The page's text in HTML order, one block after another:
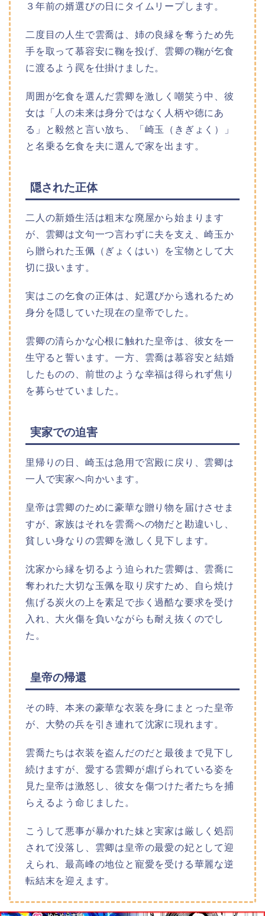
３年前の婿選びの日にタイムリープします。
二度目の人生で雲喬は、姉の良縁を奪うため先
手を取って慕容安に鞠を投げ、雲卿の鞠が乞食
に渡るよう罠を仕掛けました。
周囲が乞食を選んだ雲卿を激しく嘲笑う中、彼
女は「人の未来は身分ではなく人柄や徳にあ
る」と毅然と言い放ち、「崎玉（きぎょく）」
と名乗る乞食を夫に選んで家を出ます。
隠された正体
二人の新婚生活は粗末な廃屋から始まります
が、雲卿は文句一つ言わずに夫を支え、崎玉か
ら贈られた玉佩（ぎょくはい）を宝物として大
切に扱います。
実はこの乞食の正体は、妃選びから逃れるため
身分を隠していた現在の皇帝でした。
雲卿の清らかな心根に触れた皇帝は、彼女を一
生守ると誓います。一方、雲喬は慕容安と結婚
したものの、前世のような幸福は得られず焦り
を募らせていました。
実家での迫害
里帰りの日、崎玉は急用で宮殿に戻り、雲卿は
一人で実家へ向かいます。
皇帝は雲卿のために豪華な贈り物を届けさせま
すが、家族はそれを雲喬への物だと勘違いし、
貧しい身なりの雲卿を激しく見下します。
沈家から縁を切るよう迫られた雲卿は、雲喬に
奪われた大切な玉佩を取り戻すため、自ら焼け
焦げる炭火の上を素足で歩く過酷な要求を受け
入れ、大火傷を負いながらも耐え抜くのでし
た。
皇帝の帰還
その時、本来の豪華な衣装を身にまとった皇帝
が、大勢の兵を引き連れて沈家に現れます。
雲喬たちは衣装を盗んだのだと最後まで見下し
続けますが、愛する雲卿が虐げられている姿を
見た皇帝は激怒し、彼女を傷つけた者たちを捕
らえるよう命じました。
こうして悪事が暴かれた妹と実家は厳しく処罰
されて没落し、雲卿は皇帝の最愛の妃として迎
えられ、最高峰の地位と寵愛を受ける華麗な逆
転結末を迎えます。